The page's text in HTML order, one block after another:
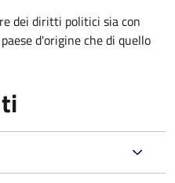
dei diritti politici sia con
d'origine che di quello